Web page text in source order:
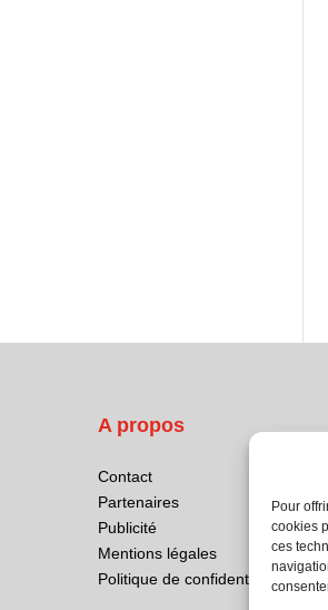
Pour
cookies
ces
A propos
Contact
Partenaires
Publicité
Mentions légales
Politique de confidentialité